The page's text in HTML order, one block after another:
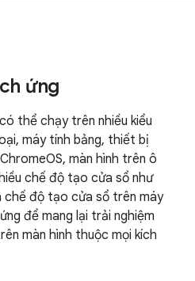
ứng
thể chạy trên nhiều kiểu
máy tính bảng, thiết bị
màn hình trên ô
chế độ tạo cửa sổ như
chế độ tạo cửa sổ trên máy
để mang lại trải nghiệm
màn hình thuộc mọi kích